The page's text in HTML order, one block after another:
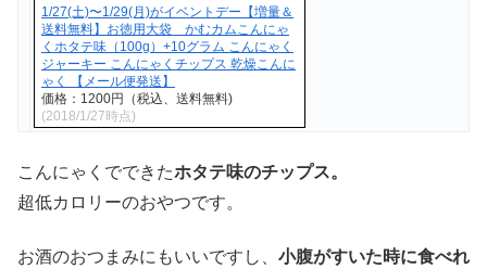
1/27(土)〜1/29(月)がイベントデー【増量＆
送料無料】お徳用大袋 かむカムこんにゃ
くホタテ味（100g）+10グラム こんにゃく
ジャーキー こんにゃくチップス 乾燥こんに
ゃく 【メール便発送】
価格：1200円（税込、送料無料)
(2018/1/27時点)
こんにゃくでできたホタテ味のチップス。
超低カロリーのおやつです。
お酒のおつまみにもいいですし、 小腹がすいた時に食べれ